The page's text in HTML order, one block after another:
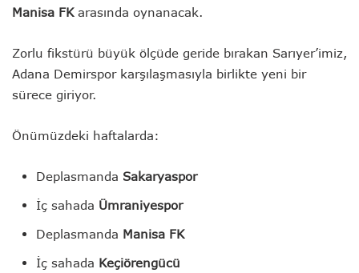
Manisa FKarasında oynanacak.
Zorlu fikstürü büyük ölçüde geride bırakan Sarıyer’imiz,
Adana Demirspor karşılaşmasıyla birlikte yeni bir
sürece giriyor.
Önümüzdeki haftalarda:
Deplasmanda Sakaryaspor
İç sahada Ümraniyespor
Deplasmanda Manisa FK
İç sahada Keçiörengücü